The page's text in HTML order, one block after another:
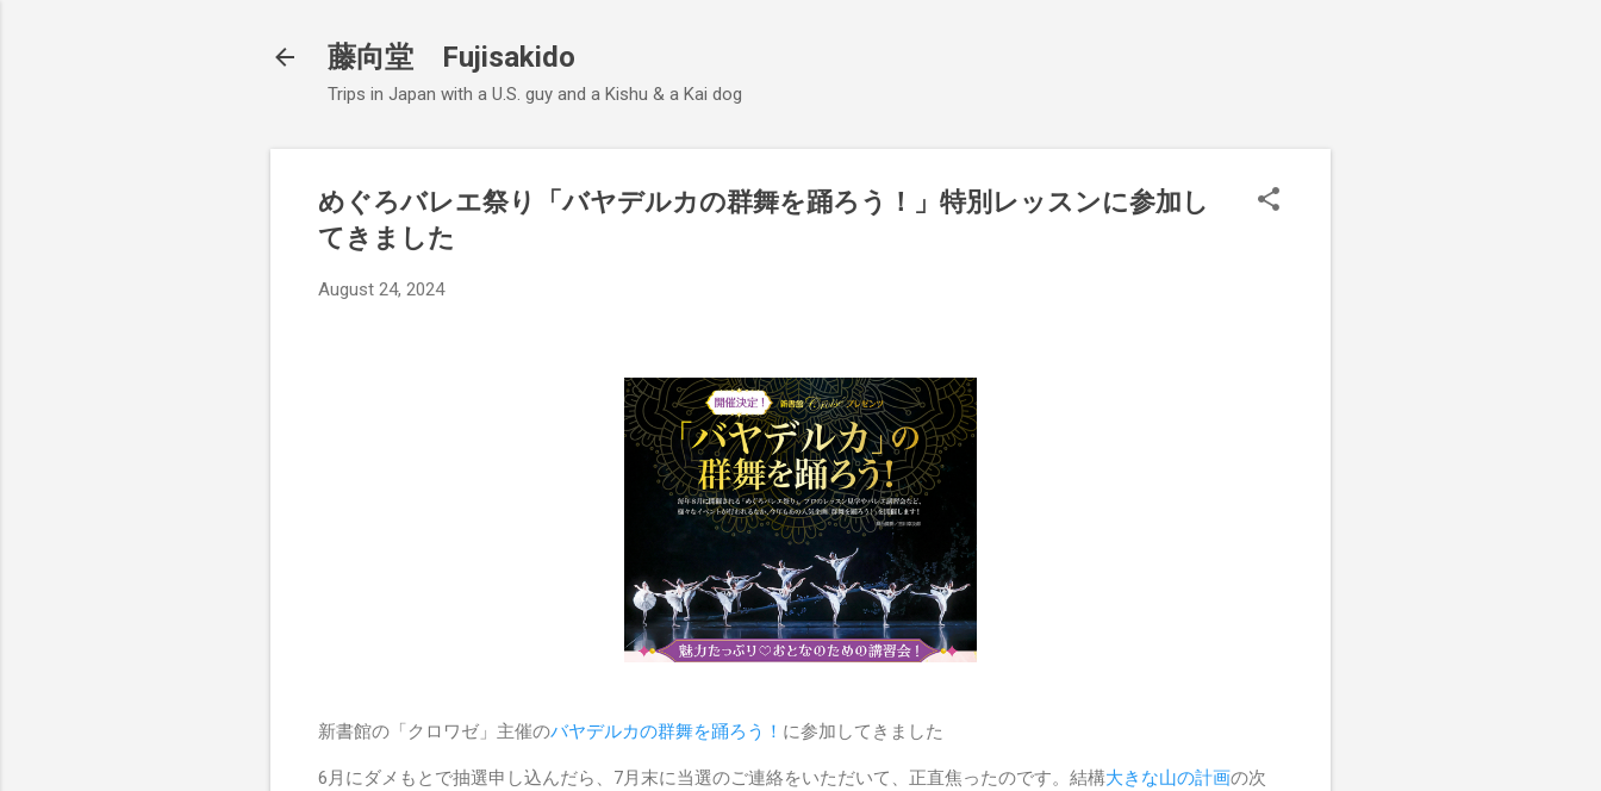
藤向堂 Fujisakido
Trips in Japan with a U.S. guy and a Kishu & a Kai dog
めぐろバレエ祭り「バヤデルカの群舞を踊ろう！」特別レッスンに参加し
てきました
August 24, 2024
新書館の「クロワゼ」主催のバヤデルカの群舞を踊ろう！ に参加してきました
6月にダメもとで抽選申し込んだら、7月末に当選のご連絡をいただいて、正直焦ったのです。結構大きな山の計画の次